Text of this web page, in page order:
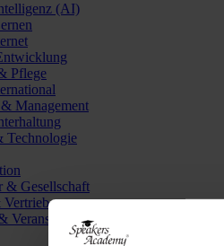
(AI)
Pflege
Management
Technologie
& Gesellschaft
Veranstaltungsleitung